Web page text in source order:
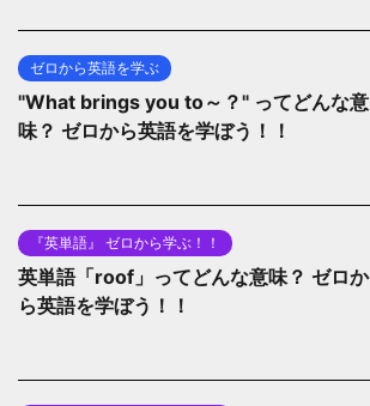
ゼロから英語を学ぶ
"What brings you to～？" ってどんな意
味？ ゼロから英語を学ぼう！！
『英単語』 ゼロから学ぶ！！
英単語「roof」ってどんな意味？ ゼロか
ら英語を学ぼう！！